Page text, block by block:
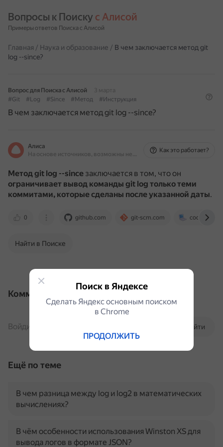
Вопросы к Поиску с Алисой
Примеры ответов Поиска с Алисой
Главная / Наука и образование / В чем заключается метод git
log --since?
Вопрос для Поиска с Алисой
3 марта
#Git
#Log #Since #Метод #Инструкция
В чем заключается метод git log --since?
Алиса
На основе источников, возможны неточности
Как это работает?
Метод git log --since заключается в том, что он
ограничивает вывод команды git log только теми
коммитами, которые сделаны после указанной даты.
0 github.com git-scm.com code.mu
Найти в Поиске
Комментарии
Войти
Войдите, чтобы комментировать
Ещё по теме
В чем разница между log и log2 в математических
вычислениях?
В чём особенности использования Winston XS для
вывода логов в формате JSON?
Поиск в Яндексе
Сделать Яндекс основным поиском
в Сhrome
ПРОДОЛЖИТЬ